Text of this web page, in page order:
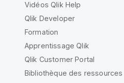
Vidéos Qlik Help
Qlik Developer
Formation
Apprentissage Qlik
Qlik Customer Portal
Bibliothèque des ressources